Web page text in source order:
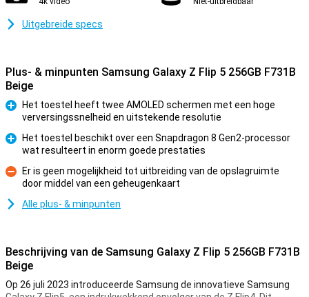
Uitgebreide specs
Plus- & minpunten Samsung Galaxy Z Flip 5 256GB F731B
Beige
Pluspunt
Het toestel heeft twee AMOLED schermen met een hoge
verversingssnelheid en uitstekende resolutie
Pluspunt
Het toestel beschikt over een Snapdragon 8 Gen2-processor
wat resulteert in enorm goede prestaties
Minpunt
Er is geen mogelijkheid tot uitbreiding van de opslagruimte
door middel van een geheugenkaart
Alle plus- & minpunten
Beschrijving van de Samsung Galaxy Z Flip 5 256GB F731B
Beige
Op 26 juli 2023 introduceerde Samsung de innovatieve Samsung